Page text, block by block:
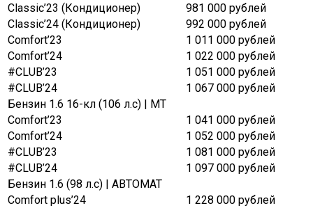
Classic’23 (Кондиционер)
981 000 рублей
Classic’24 (Кондиционер)
992 000 рублей
Comfort’23
1 011 000 рублей
Comfort’24
1 022 000 рублей
#CLUB’23
1 051 000 рублей
#CLUB’24
1 067 000 рублей
Бензин 1.6 16-кл (106 л.с) | MT
Comfort’23
1 041 000 рублей
Comfort’24
1 052 000 рублей
#CLUB’23
1 081 000 рублей
#CLUB’24
1 097 000 рублей
Бензин 1.6 (98 л.с) | АВТОМАТ
Comfort plus’24
1 228 000 рублей